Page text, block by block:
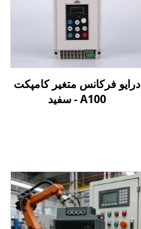
درایو فرکانس متغیر کامپکت
A100 - سفید